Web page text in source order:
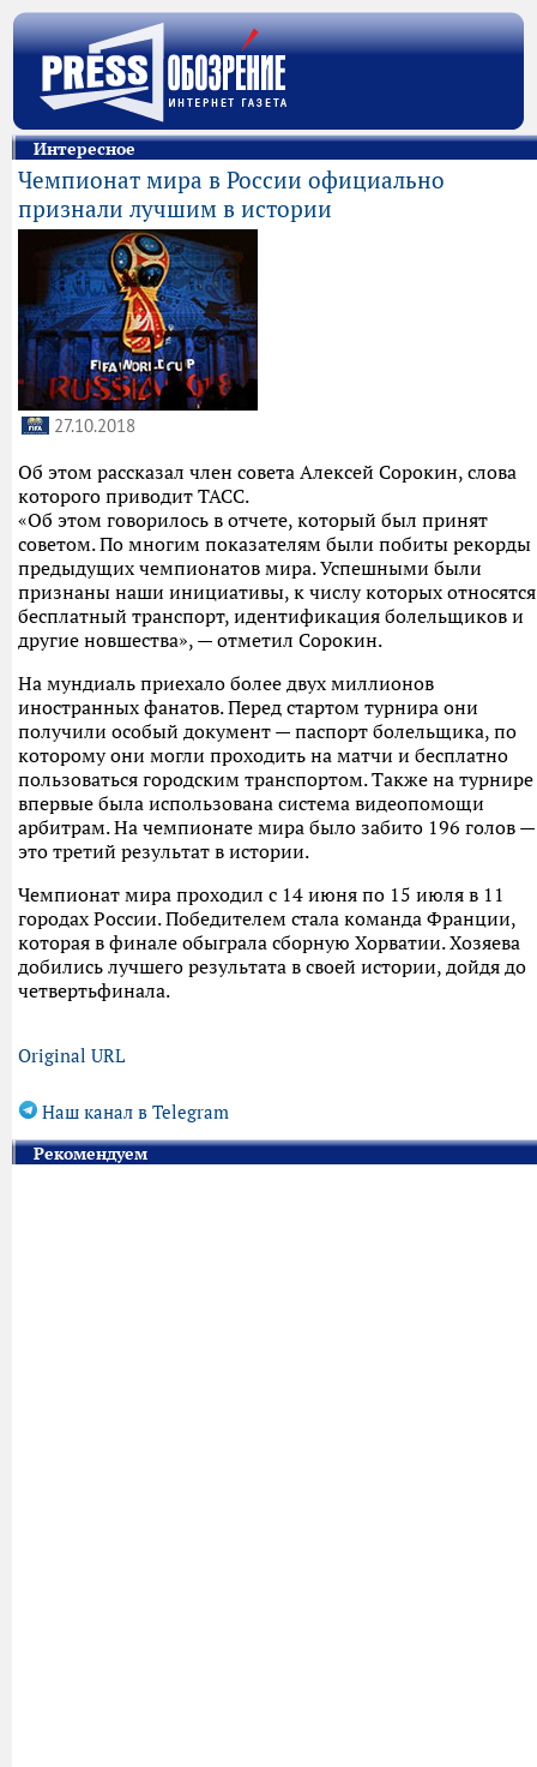
Интересное
Чемпионат мира в России официально
признали лучшим в истории
27.10.2018
Об этом рассказал член совета Алексей Сорокин, слова
которого приводит ТАСС.
«Об этом говорилось в отчете, который был принят
советом. По многим показателям были побиты рекорды
предыдущих чемпионатов мира. Успешными были
признаны наши инициативы, к числу которых относятся
бесплатный транспорт, идентификация болельщиков и
другие новшества», — отметил Сорокин.
На мундиаль приехало более двух миллионов
иностранных фанатов. Перед стартом турнира они
получили особый документ — паспорт болельщика, по
которому они могли проходить на матчи и бесплатно
пользоваться городским транспортом. Также на турнире
впервые была использована система видеопомощи
арбитрам. На чемпионате мира было забито 196 голов —
это третий результат в истории.
Чемпионат мира проходил с 14 июня по 15 июля в 11
городах России. Победителем стала команда Франции,
которая в финале обыграла сборную Хорватии. Хозяева
добились лучшего результата в своей истории, дойдя до
четвертьфинала.
Original URL
Наш канал в Telegram
Рекомендуем